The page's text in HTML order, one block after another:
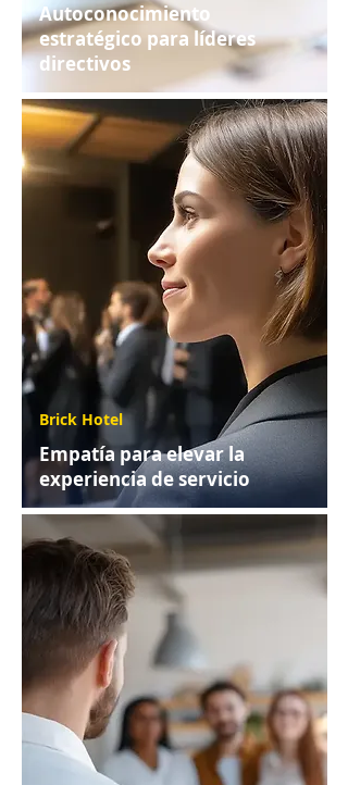
Autoconocimiento
estratégico para líderes
directivos
Brick Hotel
Empatía para elevar la
experiencia de servicio